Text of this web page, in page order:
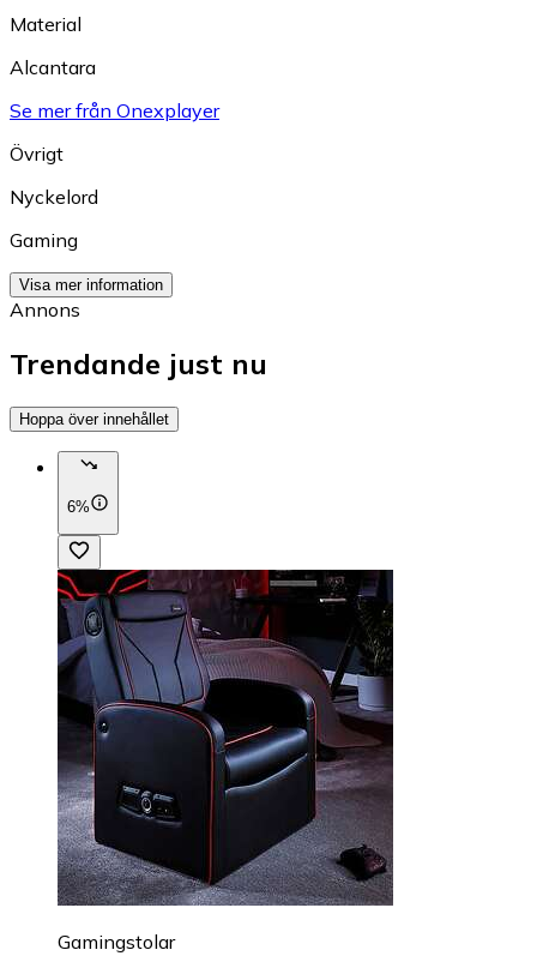
Material
Alcantara
Se mer från Onexplayer
Övrigt
Nyckelord
Gaming
Visa mer information
Annons
Trendande just nu
Hoppa över innehållet
6%
Gamingstolar